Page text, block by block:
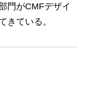
門がCMFデザイ
きている。